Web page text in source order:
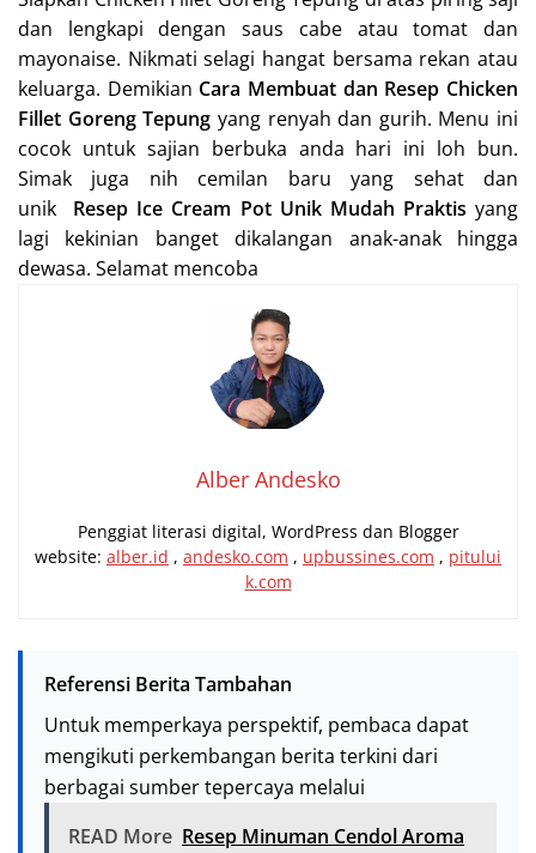
dan lengkapi dengan saus cabe atau tomat dan
mayonaise. Nikmati selagi hangat bersama rekan atau
keluarga. Demikian Cara Membuat dan Resep Chicken
Fillet Goreng Tepung yang renyah dan gurih. Menu ini
cocok untuk sajian berbuka anda hari ini loh bun.
Simak juga nih cemilan baru yang sehat dan
unik Resep Ice Cream Pot Unik Mudah Praktis yang
lagi kekinian banget dikalangan anak-anak hingga
dewasa. Selamat mencoba
Alber Andesko
Penggiat literasi digital, WordPress dan Blogger
website: alber.id , andesko.com , upbussines.com , pitului
k.com
Referensi Berita Tambahan
Untuk memperkaya perspektif, pembaca dapat
mengikuti perkembangan berita terkini dari
berbagai sumber tepercaya melalui
READ More Resep Minuman Cendol Aroma